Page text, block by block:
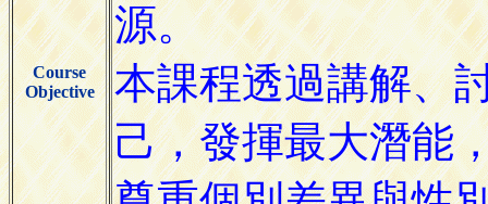
Course
Objective